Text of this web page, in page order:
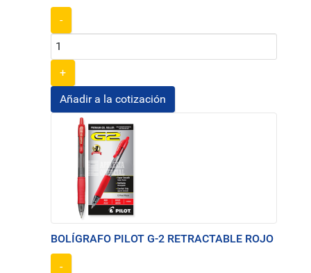
-
+
BOLÍGRAFO PILOT G-2 RETRACTABLE ROJO
-